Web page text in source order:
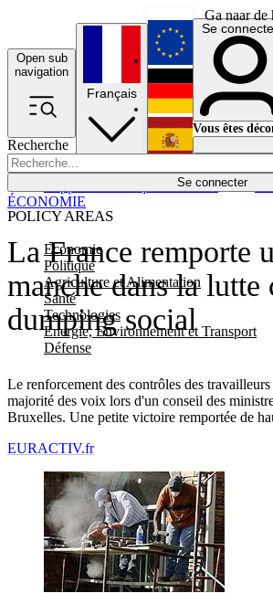
Ga naar
Open sub
navigation
Recherche
Se connecter
POLICY AREAS
Economie
Politique
Agriculture et Alimentation
Santé
Technologies
Energie, Environnement et Transport
Défense
Économie
Français
English
Deutsch
Español
Se
Vous êtes
La France remporte
manche dans la lutte
dumping social
Le renforcement des contrôles des
majorité des voix lors d'un conseil des
Bruxelles. Une petite victoire remportée de
ÉCONOMIE
EURACTIV.fr